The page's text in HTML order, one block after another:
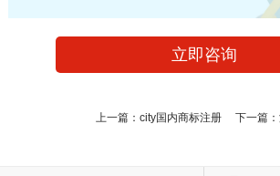
立即咨询
上一篇：city国内商标注册 下一篇：